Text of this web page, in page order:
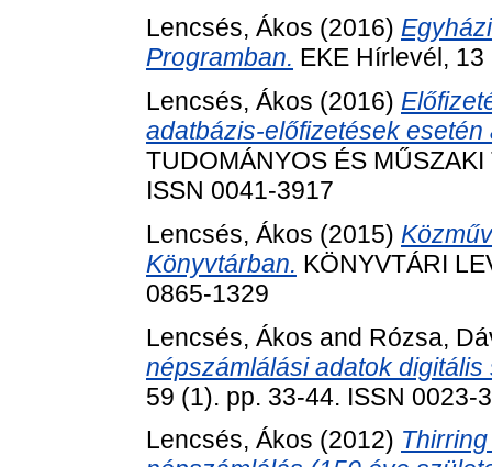
Lencsés, Ákos (2016)
Programban. EKE Hírlevél,
Lencsés, Ákos (2016)
adatbázis-előfizetések
TUDOMÁNYOS ÉS
ISSN 0041-3917
Lencsés, Ákos (2015)
Könyvtárban. KÖNYVTÁRI
0865-1329
Lencsés, Ákos and Rózsa,
népszámlálási adatok digitális
59 (1). pp. 33-44. ISSN 0023-
Lencsés, Ákos (2012)